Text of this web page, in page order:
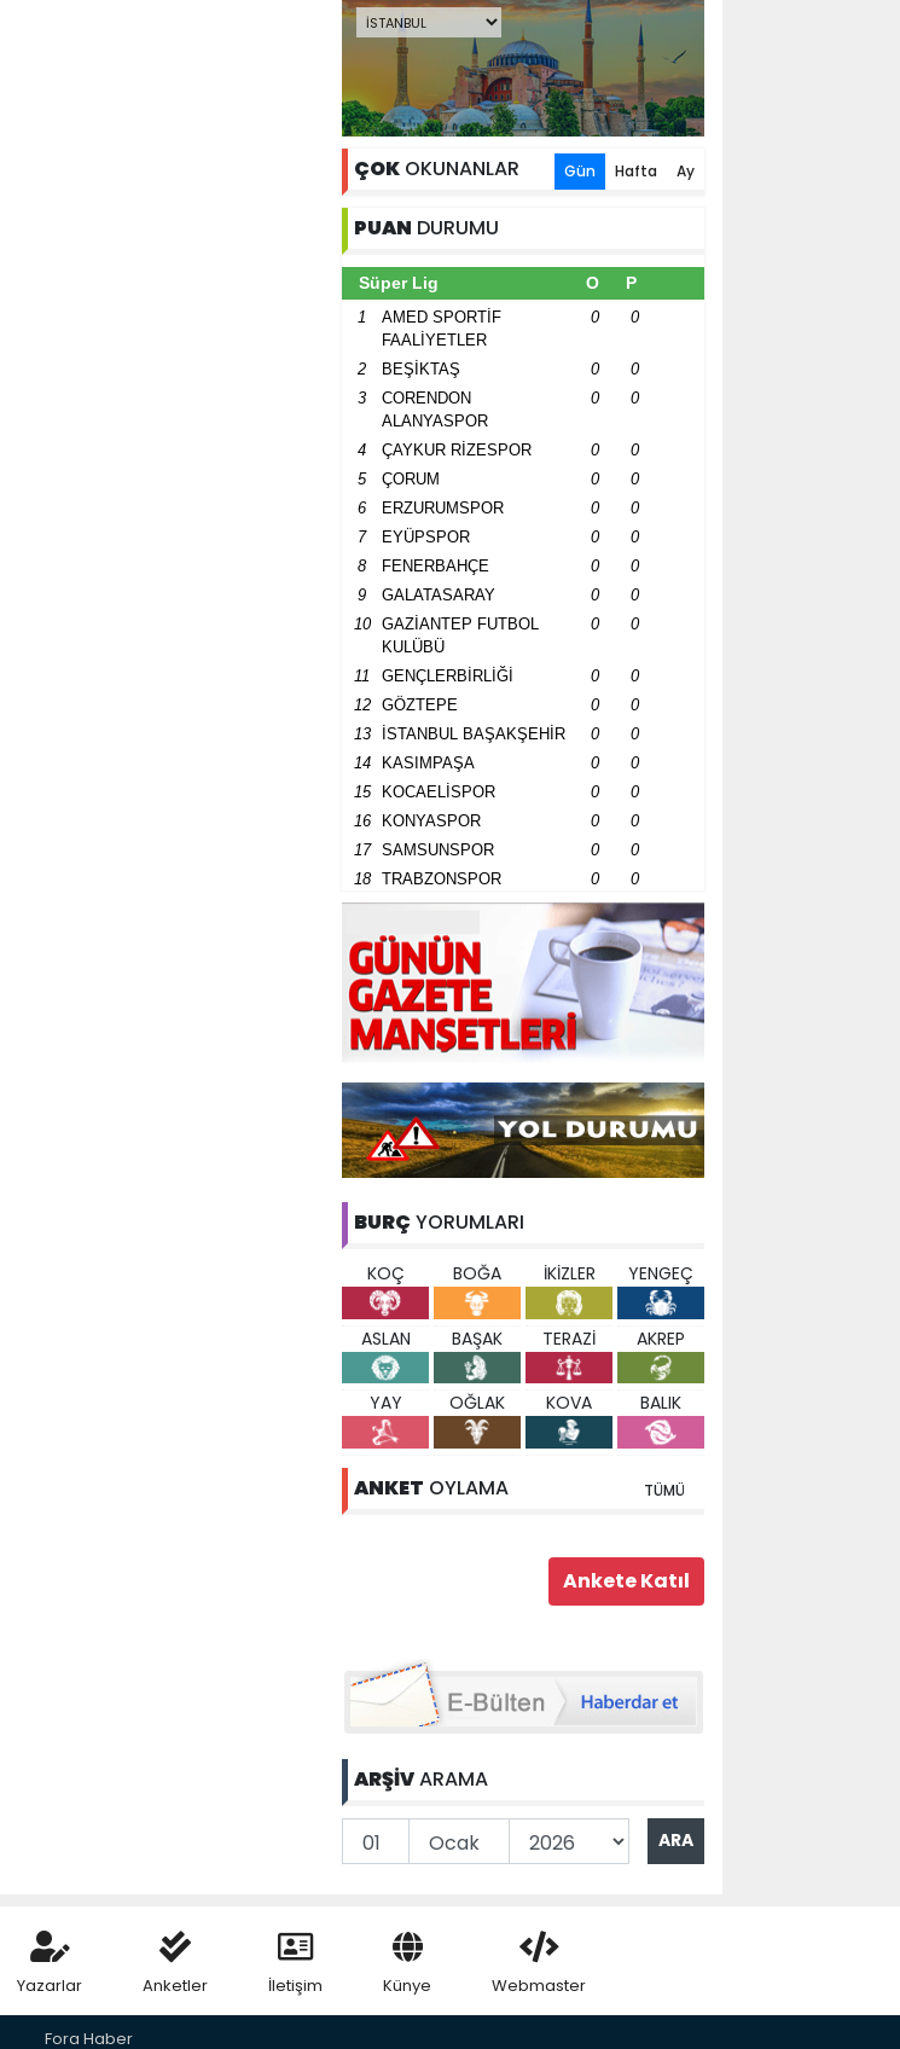
ÇOK OKUNANLAR Gün Hafta Ay
PUAN DURUMU
Süper Lig O P
1
AMED SPORTİF
FAALİYETLER
0 0
2 BEŞİKTAŞ 0
0
3
CORENDON
ALANYASPOR
0 0
4 ÇAYKUR RİZESPOR 0
0
5
ÇORUM 0
0
6
ERZURUMSPOR 0
0
7
EYÜPSPOR 0
0
8
FENERBAHÇE 0
0
9
GALATASARAY 0
0
10
GAZİANTEP FUTBOL
KULÜBÜ
0 0
11 GENÇLERBİRLİĞİ 0
0
12
GÖZTEPE 0
0
13
İSTANBUL BAŞAKŞEHİR 0
0
14
KASIMPAŞA 0
0
15
KOCAELİSPOR 0
0
16
KONYASPOR 0
0
17
SAMSUNSPOR 0
0
18
TRABZONSPOR 0 0
BURÇ YORUMLARI
KOÇ BOĞA İKİZLER YENGEÇ
ASLAN BAŞAK TERAZİ AKREP
YAY OĞLAK KOVA BALIK
ANKET OYLAMA TÜMÜ
ARŞİVARAMA
Yazarlar Anketler İletişim Künye Webmaster
Fora Haber